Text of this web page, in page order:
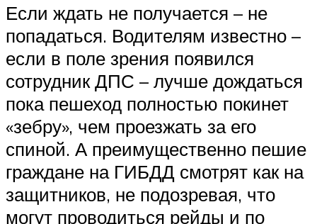
Если ждать не получается – не
попадаться. Водителям известно –
если в поле зрения появился
сотрудник ДПС – лучше дождаться
пока пешеход полностью покинет
«зебру», чем проезжать за его
спиной. А преимущественно пешие
граждане на ГИБДД смотрят как на
защитников, не подозревая, что
могут проводиться рейды и по